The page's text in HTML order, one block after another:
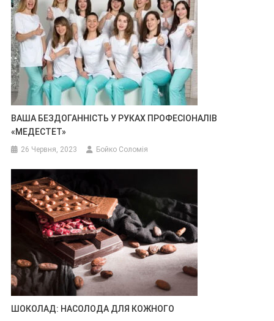
ВАША БЕЗДОГАННІСТЬ У РУКАХ ПРОФЕСІОНАЛІВ
«МЕДЕСТЕТ»
26 Червня, 2023 Бойко Соломія
ШОКОЛАД: НАСОЛОДА ДЛЯ КОЖНОГО